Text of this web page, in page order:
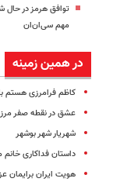
توافق هرمز در
مهم سی‌ان‌ان
در همین زمینه
کاظم فرامرزی هستم
عشق در نقطه صفر
شهریار شهر بوشهر
داستان فداکاری خانم
هویت ایران برایمان